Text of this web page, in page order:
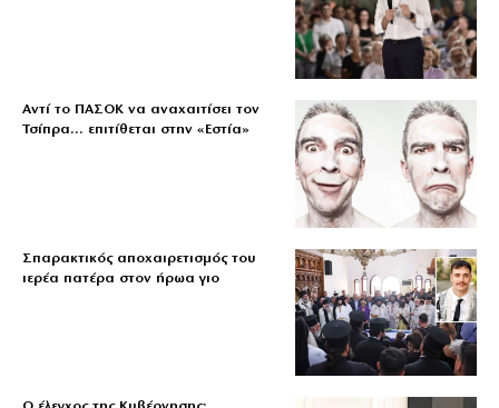
Αντί το ΠΑΣΟΚ να αναχαιτίσει τον
Τσίπρα… επιτίθεται στην «Εστία»
Σπαρακτικός αποχαιρετισμός του
ιερέα πατέρα στον ήρωα γιο